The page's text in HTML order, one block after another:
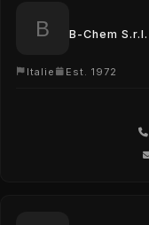
B-Chem S.r.l.
Italie Est. 1972